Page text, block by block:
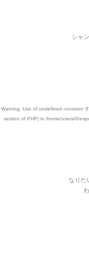
シャ
Warning: Use of undefined constant
version of PHP) in /home/users/0/
なりた